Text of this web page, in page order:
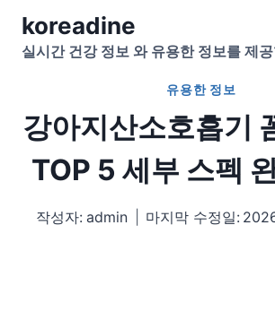
Skipkoreadine
실시간 건강 정보 와 유용한 정보를 제
유용한 정보
강아지산소호흡기
TOP 5 세부 스펙
작성자: admin 마지막 수정일: